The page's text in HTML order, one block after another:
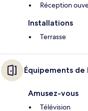
Réception
Installations
Terrasse
Équipements de
Amusez-vous
Télévision